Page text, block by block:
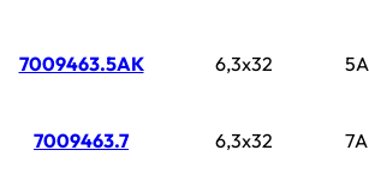
7009463.5AK 6,3x32 5A
7009463.7 6,3x32 7A